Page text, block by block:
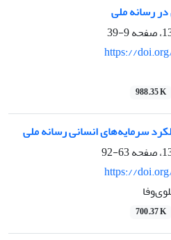
رسانه ملی
9-39
https://
988.35 K
سرمایه‌های انسانی رسانه ملی
63-92
https://
700.37 K